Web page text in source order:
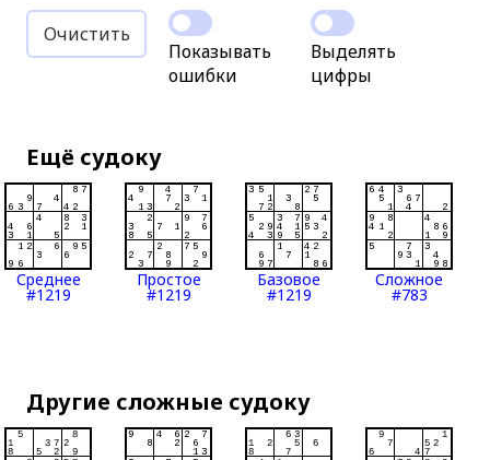
Очистить
Показывать
ошибки
Выделять
цифры
Ещё судоку
Среднее
#1219
Простое
#1219
Базовое
#1219
Сложное
#783
Другие сложные судоку